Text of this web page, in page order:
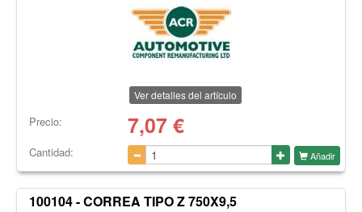
Ver detalles del artículo
Precio: 7,07€
Cantidad: Añadir
100104 - CORREA TIPO Z 750X9,5